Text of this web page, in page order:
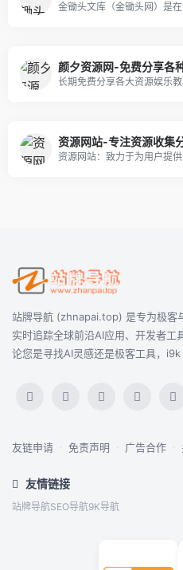
金锄头文库（金锄头网）是
长期免费分享各大资源娱乐
资源网站-专注资源收集
资源网站：致力于为用户提
站牌导航 (zhnapai.top) 是专为极客
实时追踪全球前沿AI应用、开发者
论您是寻找AI灵感还是极客工具，i9k
友链申请 · 免责声明 · 广告合作 ·
友情链接
站牌导航SEO导航9K导航